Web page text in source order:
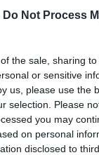
Do Not Process
the sale, sharing
or sensitive
us, please use the
selection. Please
you may
on personal
disclosed to
Dorfes, die
damit
Ausdruck
der